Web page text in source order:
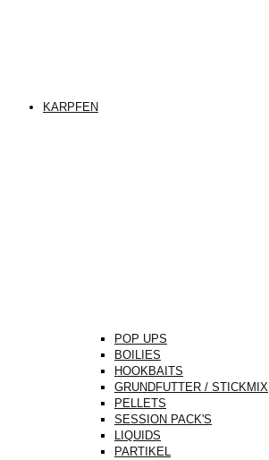
KARPFEN
POP UPS
BOILIES
HOOKBAITS
GRUNDFUTTER / STICKMIX
PELLETS
SESSION PACK'S
LIQUIDS
PARTIKEL